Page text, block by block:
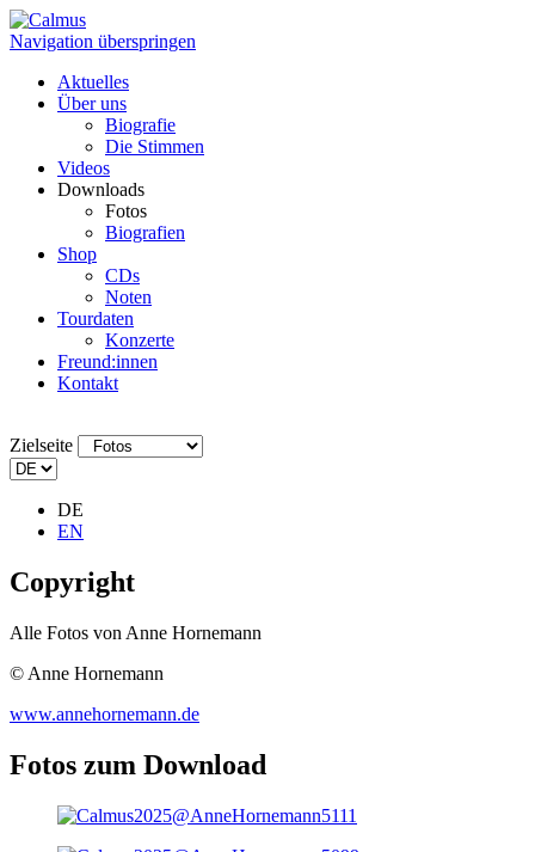
Navigation überspringen
Aktuelles
Über uns
Biografie
Die Stimmen
Videos
Downloads
Fotos
Biografien
Shop
CDs
Noten
Tourdaten
Konzerte
Freund:innen
Kontakt
Zielseite
DE
EN
Copyright
Alle Fotos von Anne Hornemann
© Anne Hornemann
www.annehornemann.de
Fotos zum Download